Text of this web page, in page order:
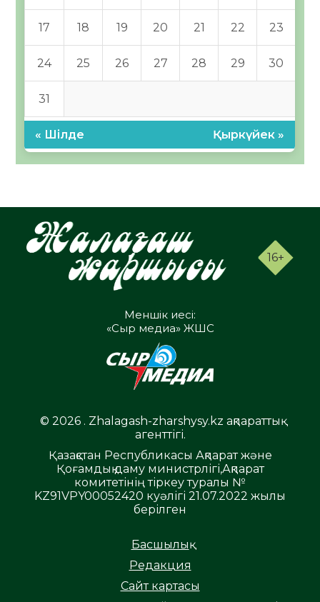
17 18 19 20 21 22 23
24 25 26 27 28 29 30
31
« Шілде Қыркүйек »
16+
Меншік иесі:
«Сыр медиа» ЖШС
© 2026 . Zhalagash-zharshysy.kz ақпараттық
агенттігі.
Қазақстан Республикасы Ақпарат және
Қоғамдық даму министрлігі,Ақпарат
комитетінің тіркеу туралы №
KZ91VPY00052420 куәлігі 21.07.2022 жылы
берілген
Басшылық
Редакция
Сайт картасы